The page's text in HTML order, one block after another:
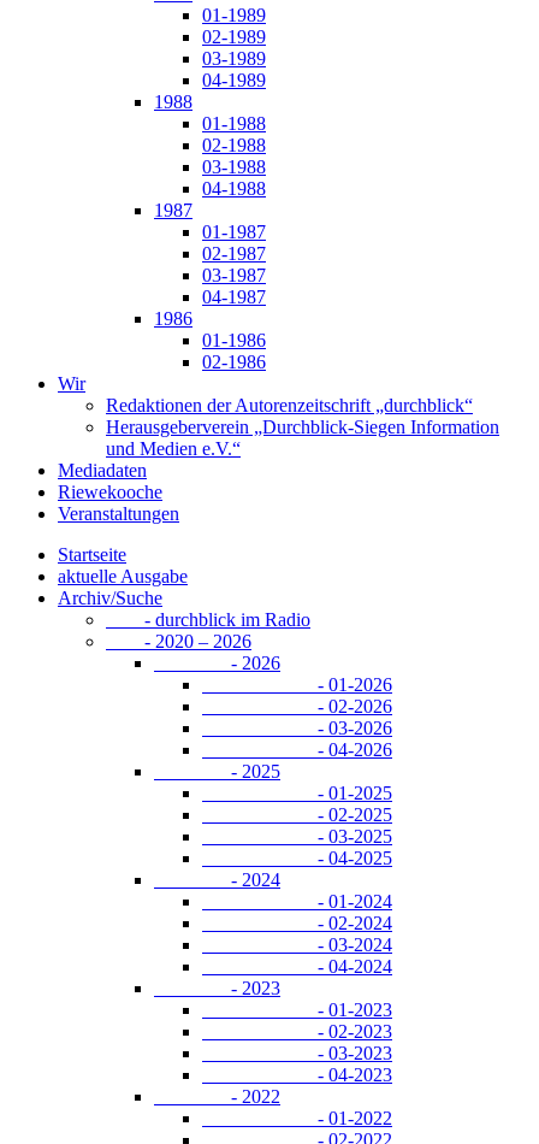
01-1989
02-1989
03-1989
04-1989
1988
01-1988
02-1988
03-1988
04-1988
1987
01-1987
02-1987
03-1987
04-1987
1986
01-1986
02-1986
Wir
Redaktionen der Autorenzeitschrift „durchblick“
Herausgeberverein „Durchblick-Siegen Information
und Medien e.V.“
Mediadaten
Riewekooche
Veranstaltungen
Startseite
aktuelle Ausgabe
Archiv/Suche
- durchblick im Radio
- 2020 – 2026
- 2026
- 01-2026
- 02-2026
- 03-2026
- 04-2026
- 2025
- 01-2025
- 02-2025
- 03-2025
- 04-2025
- 2024
- 01-2024
- 02-2024
- 03-2024
- 04-2024
- 2023
- 01-2023
- 02-2023
- 03-2023
- 04-2023
- 2022
- 01-2022
- 02-2022